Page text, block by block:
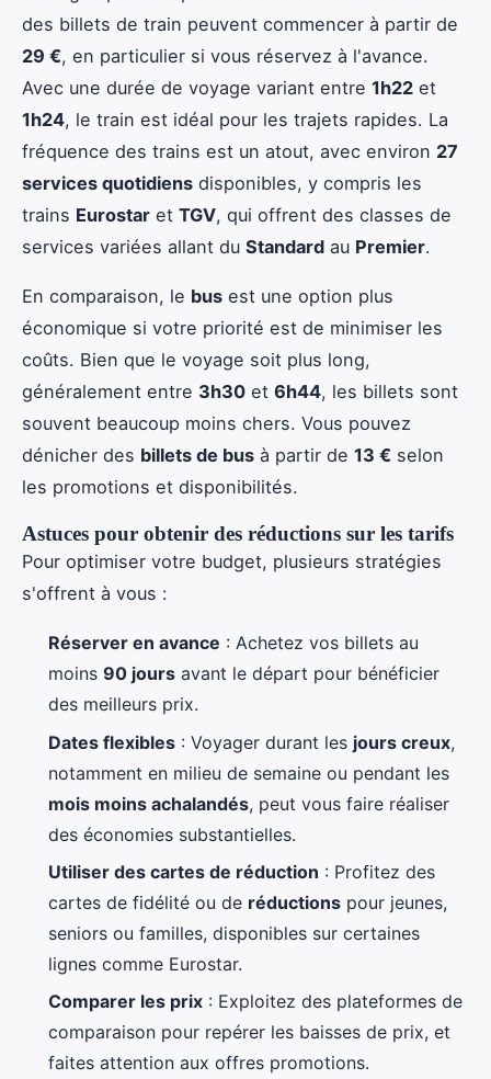
des billets de train peuvent commencer à partir de
29 €, en particulier si vous réservez à l'avance.
Avec une durée de voyage variant entre 1h22 et
1h24, le train est idéal pour les trajets rapides. La
fréquence des trains est un atout, avec environ 27
services quotidiens disponibles, y compris les
trains Eurostar et TGV, qui offrent des classes de
services variées allant du Standard au Premier.
En comparaison, le bus est une option plus
économique si votre priorité est de minimiser les
coûts. Bien que le voyage soit plus long,
généralement entre 3h30 et 6h44, les billets sont
souvent beaucoup moins chers. Vous pouvez
dénicher des billets de bus à partir de 13 € selon
les promotions et disponibilités.
Astuces pour obtenir des réductions sur les tarifs
Pour optimiser votre budget, plusieurs stratégies
s'offrent à vous :
Réserver en avance : Achetez vos billets au
moins 90 jours avant le départ pour bénéficier
des meilleurs prix.
Dates flexibles : Voyager durant les jours creux,
notamment en milieu de semaine ou pendant les
mois moins achalandés, peut vous faire réaliser
des économies substantielles.
Utiliser des cartes de réduction : Profitez des
cartes de fidélité ou de réductions pour jeunes,
seniors ou familles, disponibles sur certaines
lignes comme Eurostar.
Comparer les prix : Exploitez des plateformes de
comparaison pour repérer les baisses de prix, et
faites attention aux offres promotions.